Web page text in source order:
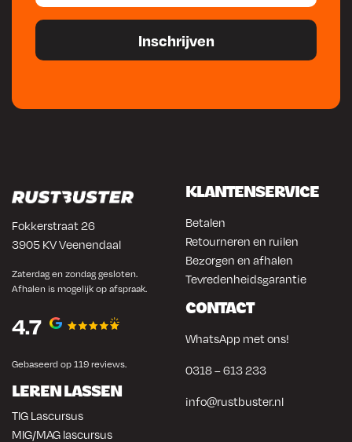
Fokkerstraat 26
3905 KV Veenendaal
Zaterdag en zondag gesloten.
Afhalen is mogelijk op afspraak.
4.7
Gebaseerd op 119 reviews.
LEREN LASSEN
TIG Lascursus
MIG/MAG lascursus
KLANTENSERVICE
Betalen
Retourneren en ruilen
Bezorgen en afhalen
Tevredenheidsgarantie
CONTACT
WhatsApp met ons!
0318 – 613 233
info@rustbuster.nl